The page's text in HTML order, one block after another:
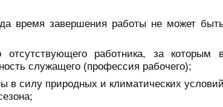
время завершения работы не может
работника, за которым
служащего (профессия рабочего);
в силу природных и климатических условий